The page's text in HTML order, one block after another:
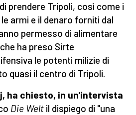
prendere Tripoli, così come i
armi e il denaro forniti dal
permesso di alimentare
ha preso Sirte
le potenti milizie di
quasi il centro di Tripoli.
ha chiesto, in un'intervista
Die Welt il dispiego di "una